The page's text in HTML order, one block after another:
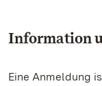
Information
Eine Anmeldung